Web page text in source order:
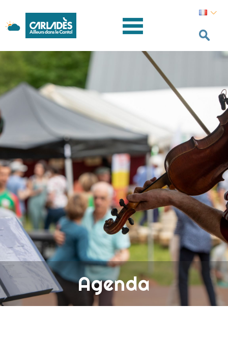
Agenda